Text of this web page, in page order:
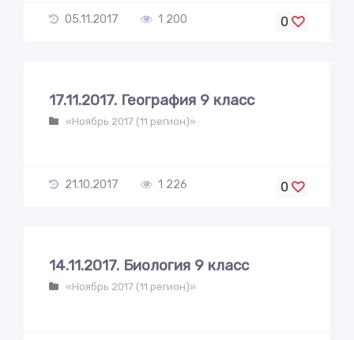
05.11.2017 1 200 0
17.11.2017. География 9 класс
«Ноябрь 2017 (11 регион)»
21.10.2017 1 226 0
14.11.2017. Биология 9 класс
«Ноябрь 2017 (11 регион)»